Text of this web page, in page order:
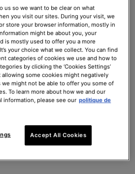
apaisante formulée à l’acide
et unifier le teint, et lisser le
l'acide azélaïque est reconnu pour
présent dans les grains
seigle, il possède des propriétés anti-
qui en font un allié de choix
favorisant le renouvellement
us so we want to be clear on what
you visit our sites. During your visit, we
store your browser information, mostly in
might be about you, your
is mostly used to offer you a more
your choice what we collect. You can find
categories of cookies we use and how to
by clicking the ‘Cookies Settings’
allowing some cookies might negatively
we might not be able to offer you some of
To learn more about how we and our
information, please see our politique de
Accept All Cookies